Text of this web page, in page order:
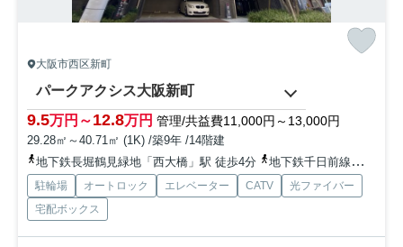
大阪市西区新町
パークアクシス大阪新町
9.5万円～12.8万円 管理/共益費11,000円～13,000円
29.28㎡～40.71㎡ (1K) /築9年 /14階建
地下鉄長堀鶴見緑地「西大橋」駅 徒歩4分
地下鉄千日前線「西長堀」駅 徒歩8分
駐輪場 オートロック エレベーター CATV
光ファイバー
宅配ボックス